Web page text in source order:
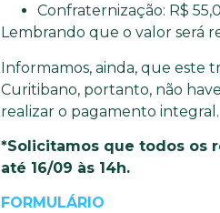
Confraternização: R$
Lembrando que o valor será
Informamos, ainda, que este
Curitibano, portanto, não
realizar o pagamento integral.
*Solicitamos que todos os
até 16/09 às 14h.
FORMULÁRIO